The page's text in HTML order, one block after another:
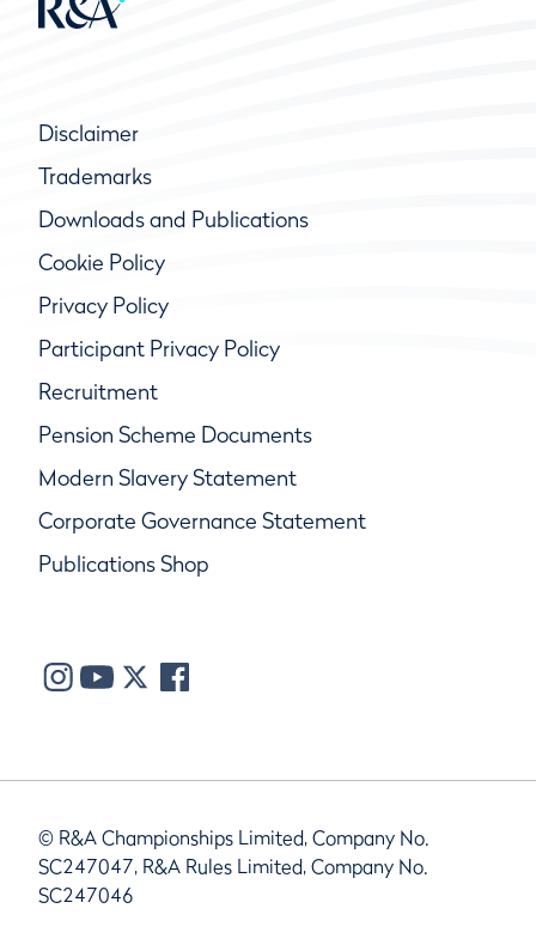
Disclaimer
Trademarks
Downloads and Publications
Cookie Policy
Privacy Policy
Participant Privacy Policy
Recruitment
Pension Scheme Documents
Modern Slavery Statement
Corporate Governance Statement
Publications Shop
© R&A Championships Limited, Company No.
SC247047, R&A Rules Limited, Company No.
SC247046